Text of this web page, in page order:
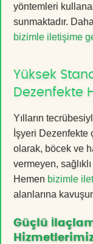
yöntemleri
sunmaktadır.
bizimle iletişime
Yüksek
Dezenfekte
Yılların
İşyeri
olarak, böcek ve
vermeyen,
Hemen bizimle
alanlarına
Güçlü